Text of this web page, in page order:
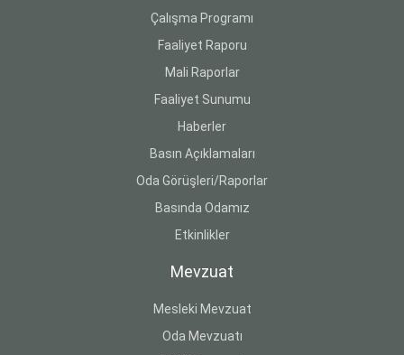
Çalışma Programı
Faaliyet Raporu
Mali Raporlar
Faaliyet Sunumu
Haberler
Basın Açıklamaları
Oda Görüşleri/Raporlar
Basında Odamız
Etkinlikler
Mevzuat
Mesleki Mevzuat
Oda Mevzuatı